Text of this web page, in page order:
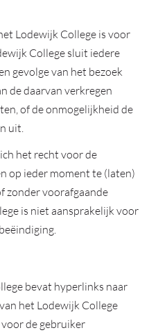
Lodewijk College is voor
College sluit iedere
gevolge van het bezoek
de daarvan verkregen
of de onmogelijkheid de
uit.
het recht voor de
op ieder moment te (laten)
zonder voorafgaande
is niet aansprakelijk voor
bevat hyperlinks naar
het Lodewijk College
voor de gebruiker